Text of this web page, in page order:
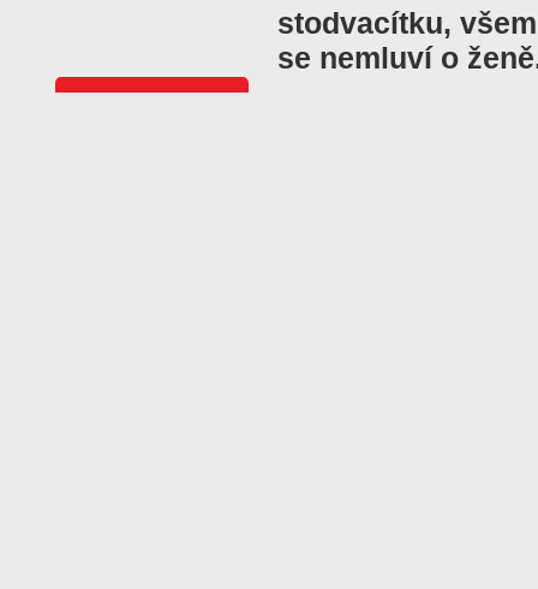
stodvacítku,
se nemluví o
Vyšlo v časopisu